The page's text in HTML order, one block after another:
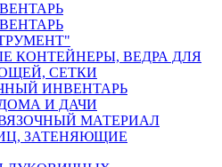
КОНТЕЙНЕРЫ, ВЕДРА ДЛЯ
СЕТКИ
ИНВЕНТАРЬ
И ДАЧИ
МАТЕРИАЛ
ЗАТЕНЯЮЩИЕ